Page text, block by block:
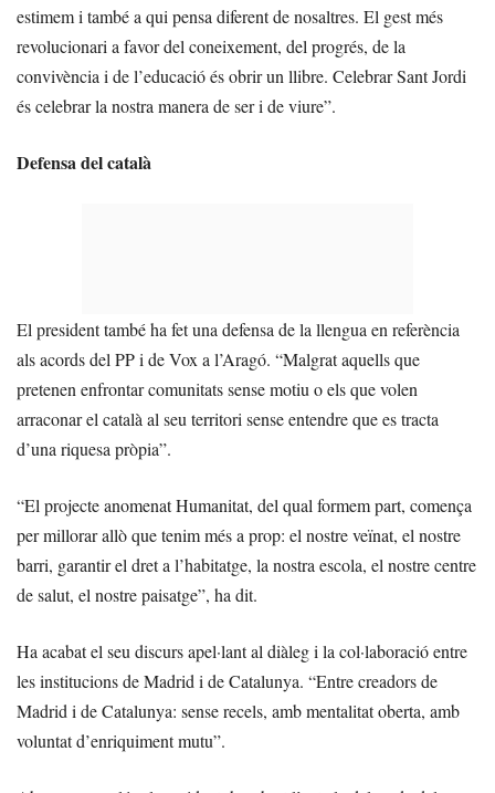
estimem i també a qui pensa diferent de nosaltres. El gest més
revolucionari a favor del coneixement, del progrés, de la
convivència i de l’educació és obrir un llibre. Celebrar Sant Jordi
és celebrar la nostra manera de ser i de viure”.
Defensa del català
El president també ha fet una defensa de la llengua en referència
als acords del PP i de Vox a l’Aragó. “Malgrat aquells que
pretenen enfrontar comunitats sense motiu o els que volen
arraconar el català al seu territori sense entendre que es tracta
d’una riquesa pròpia”.
“El projecte anomenat Humanitat, del qual formem part, comença
per millorar allò que tenim més a prop: el nostre veïnat, el nostre
barri, garantir el dret a l’habitatge, la nostra escola, el nostre centre
de salut, el nostre paisatge”, ha dit.
Ha acabat el seu discurs apel·lant al diàleg i la col·laboració entre
les institucions de Madrid i de Catalunya. “Entre creadors de
Madrid i de Catalunya: sense recels, amb mentalitat oberta, amb
voluntat d’enriquiment mutu”.